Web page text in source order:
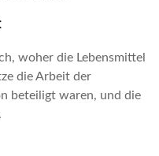
woher die Lebensmittel
die Arbeit der
beteiligt waren, und die